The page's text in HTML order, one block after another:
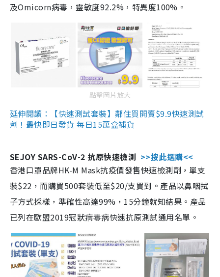
及Omicorn病毒，靈敏度92.2%，特異度100%。
點擊圖片放大
延伸閱讀：【快速測試套裝】鄰住買開賣$9.9快速測試
劑！最快即日發貨 每日15萬盒補貨
SEJOY SARS-CoV-2 抗原快速檢測 >>按此選購<<
香港口罩品牌HK-M Mask抗疫價發售快速檢測劑，單支
裝$22，而購買500套裝低至$20/支買到。產品以鼻咽拭
子方式採樣，準確性高達99%，15分鐘就知結果。產品
已列在歐盟2019冠狀病毒病快速抗原測試通用名單。